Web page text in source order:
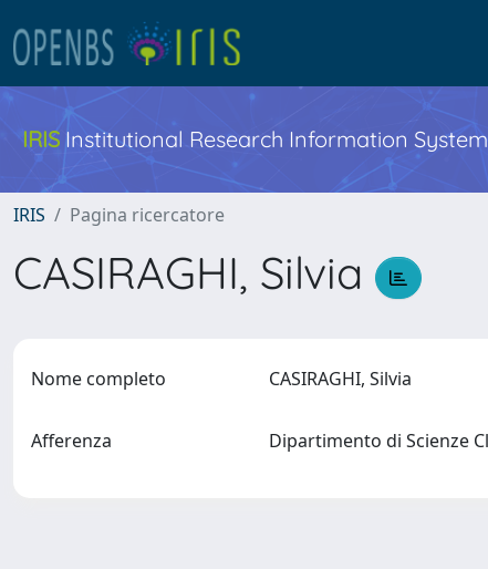
IRIS Institutional Research Information
IRIS Pagina ricercatore
CASIRAGHI, Silvia
Nome completo CASIRAGHI, Silvia
Afferenza Dipartimento di Scienze